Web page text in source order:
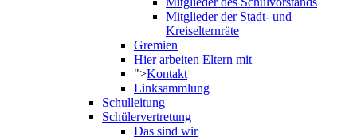
Mitglieder der Stadt- und
Kreiselternräte
Gremien
Hier arbeiten Eltern mit
">Kontakt
Linksammlung
Schulleitung
Schülervertretung
Das sind wir